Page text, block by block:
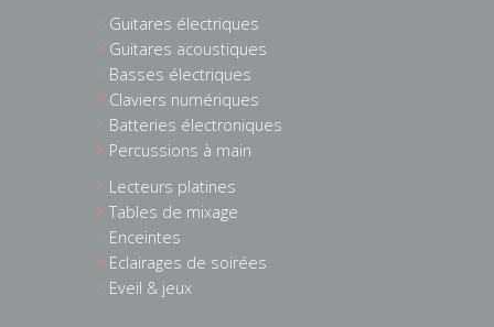
Guitares électriques
Guitares acoustiques
Basses électriques
Claviers numériques
Batteries électroniques
Percussions à main
Lecteurs platines
Tables de mixage
Enceintes
Eclairages de soirées
Eveil & jeux